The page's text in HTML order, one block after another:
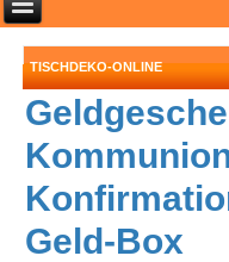
TISCHDEKO-ONLINE
Geld-Box